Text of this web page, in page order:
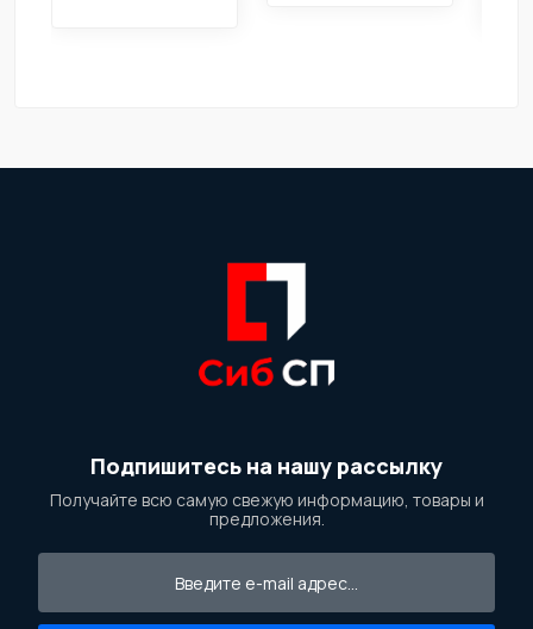
Подпишитесь на нашу рассылку
Получайте всю самую свежую информацию, товары и
предложения.